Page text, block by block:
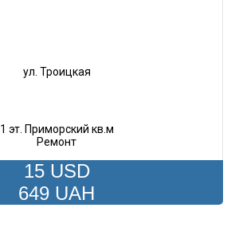
ул. Троицкая
1 эт. Приморский кв.м
Ремонт
15 USD
649 UAH